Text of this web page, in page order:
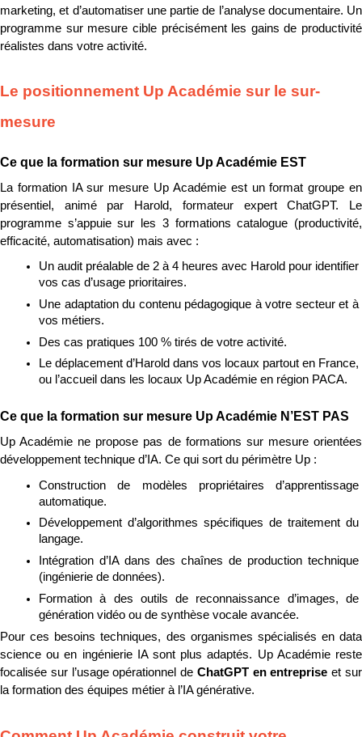
marketing, et d’automatiser une partie de l’analyse documentaire. Un
programme sur mesure cible précisément les gains de productivité
réalistes dans votre activité.
Le positionnement Up Académie sur le sur-
mesure
Ce que la formation sur mesure Up Académie EST
La formation IA sur mesure Up Académie est un format groupe en
présentiel, animé par Harold, formateur expert ChatGPT. Le
programme s’appuie sur les 3 formations catalogue (productivité,
efficacité, automatisation) mais avec :
Un audit préalable de 2 à 4 heures avec Harold pour identifier
vos cas d’usage prioritaires.
Une adaptation du contenu pédagogique à votre secteur et à
vos métiers.
Des cas pratiques 100 % tirés de votre activité.
Le déplacement d’Harold dans vos locaux partout en France,
ou l’accueil dans les locaux Up Académie en région PACA.
Ce que la formation sur mesure Up Académie N’EST PAS
Up Académie ne propose pas de formations sur mesure orientées
développement technique d’IA. Ce qui sort du périmètre Up :
Construction de modèles propriétaires d’apprentissage
automatique.
Développement d’algorithmes spécifiques de traitement du
langage.
Intégration d’IA dans des chaînes de production technique
(ingénierie de données).
Formation à des outils de reconnaissance d’images, de
génération vidéo ou de synthèse vocale avancée.
Pour ces besoins techniques, des organismes spécialisés en data
science ou en ingénierie IA sont plus adaptés. Up Académie reste
focalisée sur l’usage opérationnel de ChatGPT en entreprise et sur
la formation des équipes métier à l’IA générative.